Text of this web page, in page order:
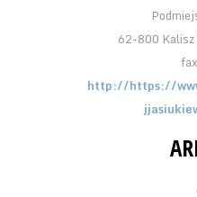
62-800
http://https://